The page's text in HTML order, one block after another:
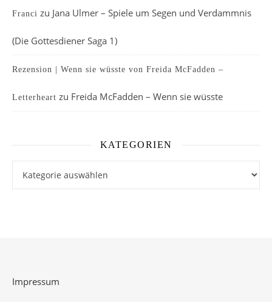
Franci zu Jana Ulmer – Spiele um Segen und Verdammnis
(Die Gottesdiener Saga 1)
Rezension | Wenn sie wüsste von Freida McFadden –
Letterheart zu Freida McFadden – Wenn sie wüsste
KATEGORIEN
Impressum